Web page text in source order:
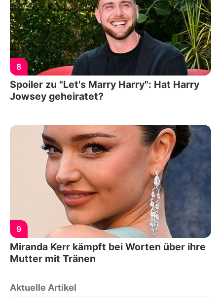
8
Spoiler zu "Let's Marry Harry": Hat Harry
Jowsey geheiratet?
9
Miranda Kerr kämpft bei Worten über ihre
Mutter mit Tränen
Aktuelle Artikel